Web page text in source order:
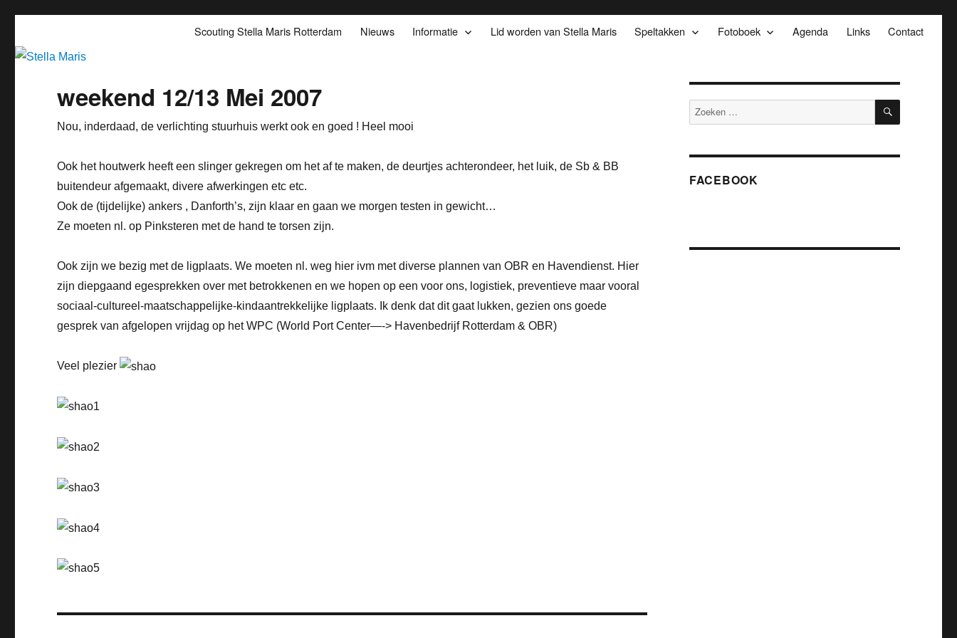
Scouting Stella Maris Rotterdam Nieuws Informatie Lid worden van Stella Maris Speltakken Fotoboek Agenda Links Contact
weekend 12/13 Mei 2007
Nou, inderdaad, de verlichting stuurhuis werkt ook en goed ! Heel mooi
Ook het houtwerk heeft een slinger gekregen om het af te maken, de deurtjes achterondeer, het luik, de Sb & BB
buitendeur afgemaakt, divere afwerkingen etc etc.
Ook de (tijdelijke) ankers , Danforth’s, zijn klaar en gaan we morgen testen in gewicht…
Ze moeten nl. op Pinksteren met de hand te torsen zijn.
Ook zijn we bezig met de ligplaats. We moeten nl. weg hier ivm met diverse plannen van OBR en Havendienst. Hier
zijn diepgaand egesprekken over met betrokkenen en we hopen op een voor ons, logistiek, preventieve maar vooral
sociaal-cultureel-maatschappelijke-kindaantrekkelijke ligplaats. Ik denk dat dit gaat lukken, gezien ons goede
gesprek van afgelopen vrijdag op het WPC (World Port Center—-> Havenbedrijf Rotterdam & OBR)
Veel plezier
Zoeken
naar:
ZOEKEN
FACEBOOK